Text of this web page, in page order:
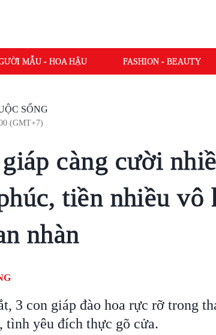
MẪU - HOA HẬU FASHION - BEAUTY
SỐNG
(GMT+7)
càng cười
tiền nhiều vô
nhàn
3 con giáp đào hoa rực rỡ trong
tình yêu đích thực gõ cửa.